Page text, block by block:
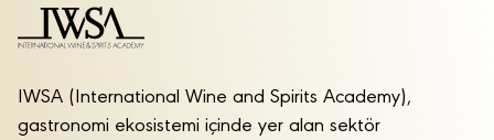
IWSA (International Wine and Spirits Academy),
gastronomi ekosistemi içinde yer alan sektör